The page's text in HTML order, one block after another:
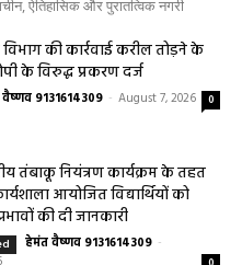
योजना प्रारूप 2041 के संबंध में प्रारंभिक
ऐतिहासिक और पुरातत्विक नगरी
9131614309 - August 7, 2026
तंबाकू नियंत्रण कार्यक्रम के तहत